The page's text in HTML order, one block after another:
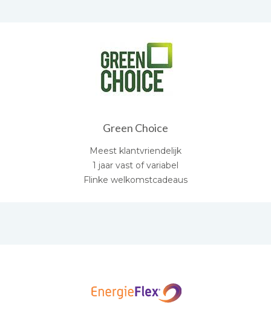
Green Choice
Meest klantvriendelijk
1 jaar vast of variabel
Flinke welkomstcadeaus